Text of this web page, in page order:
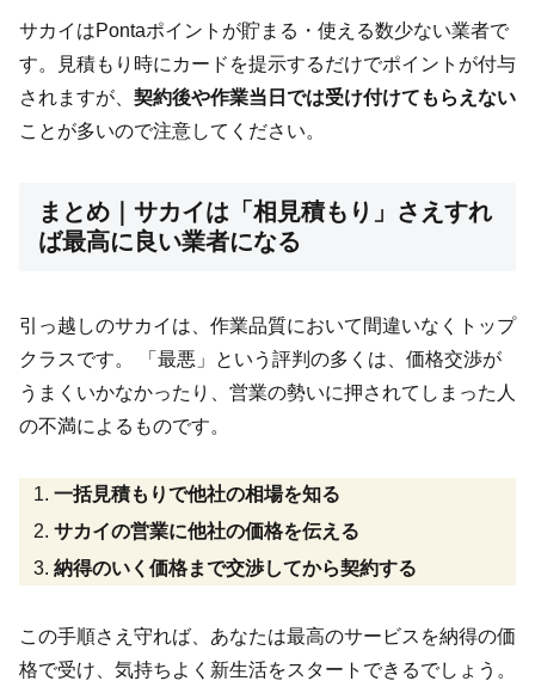
サカイはPontaポイントが貯まる・使える数少ない業者で
す。見積もり時にカードを提示するだけでポイントが付与
されますが、 契約後や作業当日では受け付けてもらえない
ことが多いので注意してください。
まとめ｜サカイは「相見積もり」さえすれ
ば最高に良い業者になる
引っ越しのサカイは、作業品質において間違いなくトップ
クラスです。 「最悪」という評判の多くは、価格交渉が
うまくいかなかったり、営業の勢いに押されてしまった人
の不満によるものです。
一括見積もりで他社の相場を知る
サカイの営業に他社の価格を伝える
納得のいく価格まで交渉してから契約する
この手順さえ守れば、あなたは最高のサービスを納得の価
格で受け、気持ちよく新生活をスタートできるでしょう。